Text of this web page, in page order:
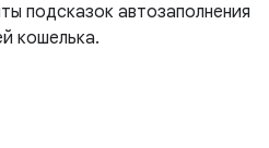
подсказок автозаполнения
кошелька.